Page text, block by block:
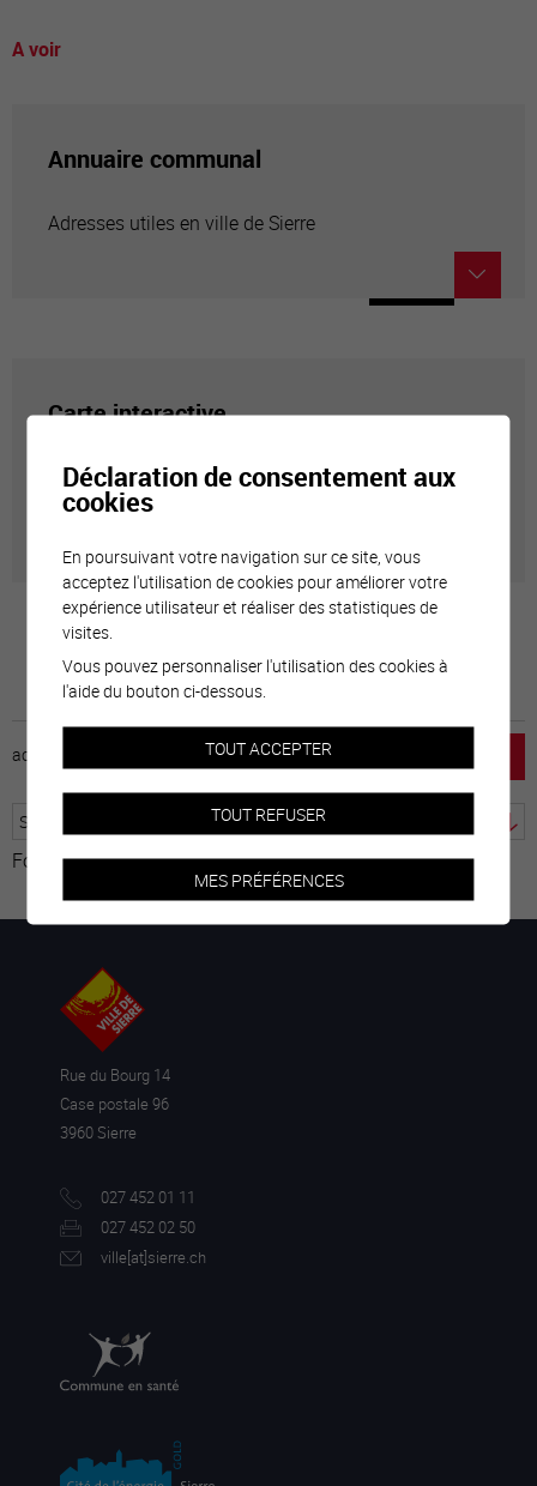
A voir
Annuaire communal
Adresses utiles en ville de Sierre
Carte interactive
Géolocalisation de tous les points d'intérêt de la Ville
de Sierre.
accueil emploi mentions légales
Fourni par Traduction
Rue du Bourg 14
Case postale 96
3960 Sierre
027 452 01 11
027 452 02 50
ville[at]sierre.ch
Déclaration de consentement aux
cookies
En poursuivant votre navigation sur ce site, vous
acceptez l'utilisation de cookies pour améliorer votre
expérience utilisateur et réaliser des statistiques de
visites.
Vous pouvez personnaliser l'utilisation des cookies à
l'aide du bouton ci-dessous.
TOUT ACCEPTER
TOUT REFUSER
MES PRÉFÉRENCES